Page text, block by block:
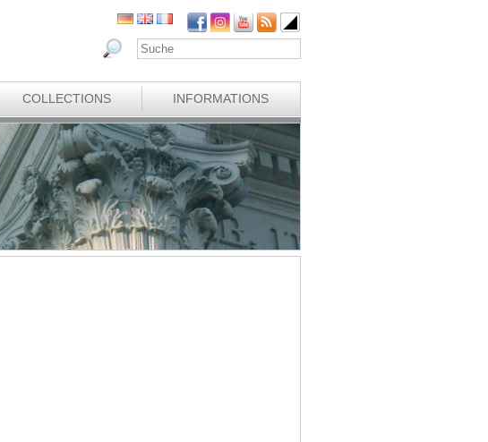
COLLECTIONS INFORMATIONS